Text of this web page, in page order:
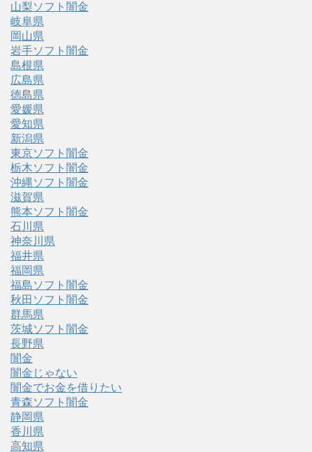
山梨ソフト闇金
岐阜県
岡山県
岩手ソフト闇金
島根県
広島県
徳島県
愛媛県
愛知県
新潟県
東京ソフト闇金
栃木ソフト闇金
沖縄ソフト闇金
滋賀県
熊本ソフト闇金
石川県
神奈川県
福井県
福岡県
福島ソフト闇金
秋田ソフト闇金
群馬県
茨城ソフト闇金
長野県
闇金
闇金じゃない
闇金でお金を借りたい
青森ソフト闇金
静岡県
香川県
高知県